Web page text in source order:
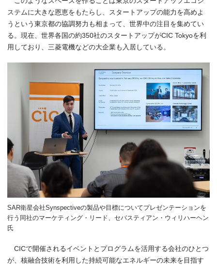
ステムに大きな恩恵をもたらし、スタートアップの能力を高めよ
うという東京都の協調努力も相まって、世界中の注目を集めてい
る。現在、世界各国の約350社のスタートアップがCIC Tokyoを利
用しており、三菱電機などの大企業も入居している。
SAR衛星会社Synspectiveの製品や目標についてプレゼンテーションを
行う同社のマーケティング・リード、セバスティアン・ウィリハーヘン
氏
CICで開催されるイベントとプログラムを活用する会社のひとつ
が、核融合技術を利用した持続可能なエネルギーの未来を目指す